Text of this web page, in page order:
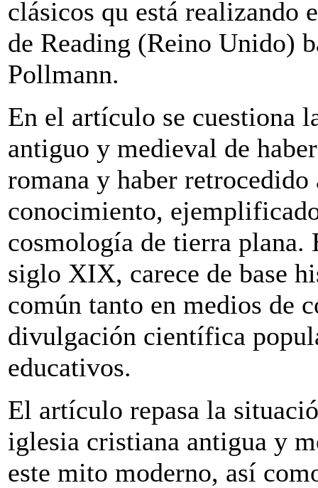
clásicos qu está realizando
de Reading (Reino Unido)
Pollmann.
En el artículo se cuestiona
antiguo y medieval de
romana y haber
conocimiento,
cosmología de tierra plana.
siglo XIX, carece de base
común tanto en medios de
divulgación científica
educativos.
El artículo repasa la
iglesia cristiana antigua y
este mito moderno, así